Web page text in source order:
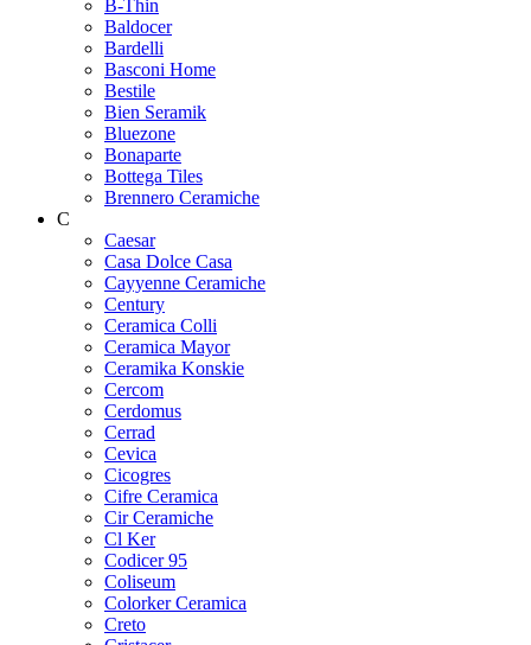
B-Thin
Baldocer
Bardelli
Basconi Home
Bestile
Bien Seramik
Bluezone
Bonaparte
Bottega Tiles
Brennero Ceramiche
C
Caesar
Casa Dolce Casa
Cayyenne Ceramiche
Century
Ceramica Colli
Ceramica Mayor
Ceramika Konskie
Cercom
Cerdomus
Cerrad
Cevica
Cicogres
Cifre Ceramica
Cir Ceramiche
Cl Ker
Codicer 95
Coliseum
Colorker Ceramica
Creto